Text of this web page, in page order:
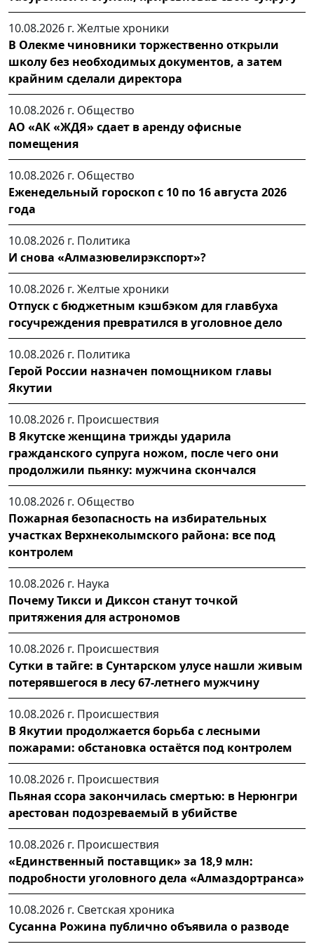
10.08.2026 г. Желтые хроники
В Олекме чиновники торжественно открыли
школу без необходимых документов, а затем
крайним сделали директора
10.08.2026 г. Общество
АО «АК «ЖДЯ» сдает в аренду офисные
помещения
10.08.2026 г. Общество
Еженедельный гороскоп с 10 по 16 августа 2026
года
10.08.2026 г. Политика
И снова «Алмазювелирэкспорт»?
10.08.2026 г. Желтые хроники
Отпуск с бюджетным кэшбэком для главбуха
госучреждения превратился в уголовное дело
10.08.2026 г. Политика
Герой России назначен помощником главы
Якутии
10.08.2026 г. Происшествия
В Якутске женщина трижды ударила
гражданского супруга ножом, после чего они
продолжили пьянку: мужчина скончался
10.08.2026 г. Общество
Пожарная безопасность на избирательных
участках Верхнеколымского района: все под
контролем
10.08.2026 г. Наука
Почему Тикси и Диксон станут точкой
притяжения для астрономов
10.08.2026 г. Происшествия
Сутки в тайге: в Сунтарском улусе нашли живым
потерявшегося в лесу 67-летнего мужчину
10.08.2026 г. Происшествия
В Якутии продолжается борьба с лесными
пожарами: обстановка остаётся под контролем
10.08.2026 г. Происшествия
Пьяная ссора закончилась смертью: в Нерюнгри
арестован подозреваемый в убийстве
10.08.2026 г. Происшествия
«Единственный поставщик» за 18,9 млн:
подробности уголовного дела «Алмаздортранса»
10.08.2026 г. Светская хроника
Сусанна Рожина публично объявила о разводе